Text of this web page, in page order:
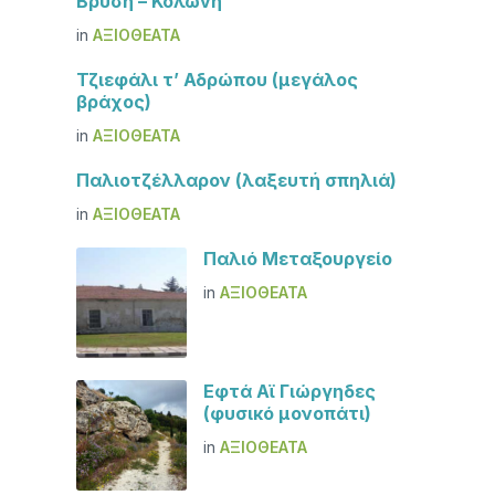
inΑΞΙΟΘΈΑΤΑ
Τζιεφάλι τ’ Αδρώπου (μεγάλος
βράχος)
inΑΞΙΟΘΈΑΤΑ
Παλιοτζέλλαρον (λαξευτή σπηλιά)
inΑΞΙΟΘΈΑΤΑ
Παλιό Μεταξουργείο
inΑΞΙΟΘΈΑΤΑ
Εφτά Αϊ Γιώργηδες
(φυσικό μονοπάτι)
inΑΞΙΟΘΈΑΤΑ